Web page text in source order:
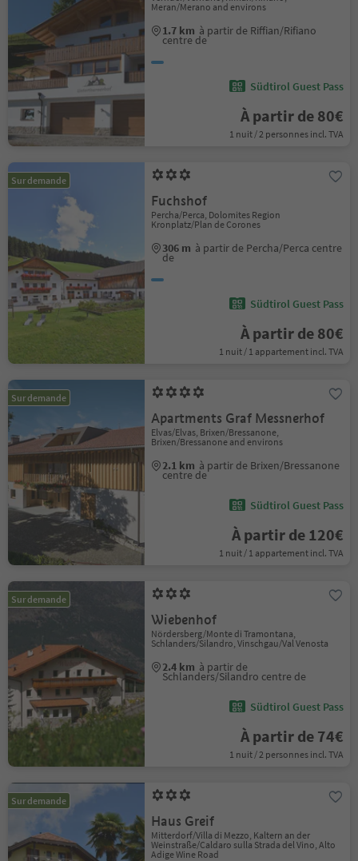
Meran/Merano and environs
1.7 km à partir de Riffian/Rifiano
centre de
Südtirol Guest Pass
À partir de 80€
1 nuit / 2 personnes incl. TVA
Sur demande
Fuchshof
Percha/Perca, Dolomites Region
Kronplatz/Plan de Corones
306 m à partir de Percha/Perca centre
de
Südtirol Guest Pass
À partir de 80€
1 nuit / 1 appartement incl. TVA
Sur demande
Apartments Graf Messnerhof
Elvas/Elvas, Brixen/Bressanone,
Brixen/Bressanone and environs
2.1 km à partir de Brixen/Bressanone
centre de
Südtirol Guest Pass
À partir de 120€
1 nuit / 1 appartement incl. TVA
Sur demande
Wiebenhof
Nördersberg/Monte di Tramontana,
Schlanders/Silandro, Vinschgau/Val Venosta
2.4 km à partir de
Schlanders/Silandro centre de
Südtirol Guest Pass
À partir de 74€
1 nuit / 2 personnes incl. TVA
Sur demande
Haus Greif
Mitterdorf/Villa di Mezzo, Kaltern an der
Weinstraße/Caldaro sulla Strada del Vino, Alto
Adige Wine Road